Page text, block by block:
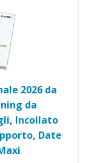
2026 da
da
Incollato
Date